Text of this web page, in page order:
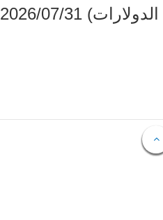
2026/07/31